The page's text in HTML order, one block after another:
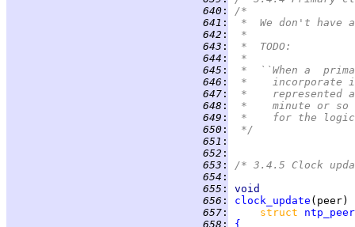
640 :
/*
641 :
*  We don't have
642 :
*
643 :
*  TODO:
644 :
*
645 :
*  ``When a
646 :
*    incorporate
647 :
*    represented
648 :
*    minute or so
649 :
*    for the
650 :
*/
651 :
652 :
653 :
/* 3.4.5 Clock
654 :
655 :
void
656 : clock_update
657 : struct ntp_peer
658 :
{